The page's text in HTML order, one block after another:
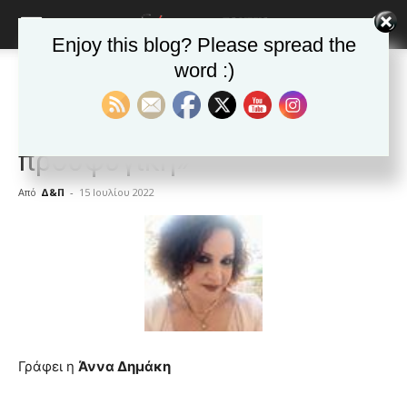
Δημοφιλή άρθρα
«Την καταγωγή μού έδωσαν
προσφυγική»
Από Δ&Π - 15 Ιουλίου 2022
brandi
lyons
Γράφει η Άννα Δημάκη
Enjoy this blog? Please spread the
word :)